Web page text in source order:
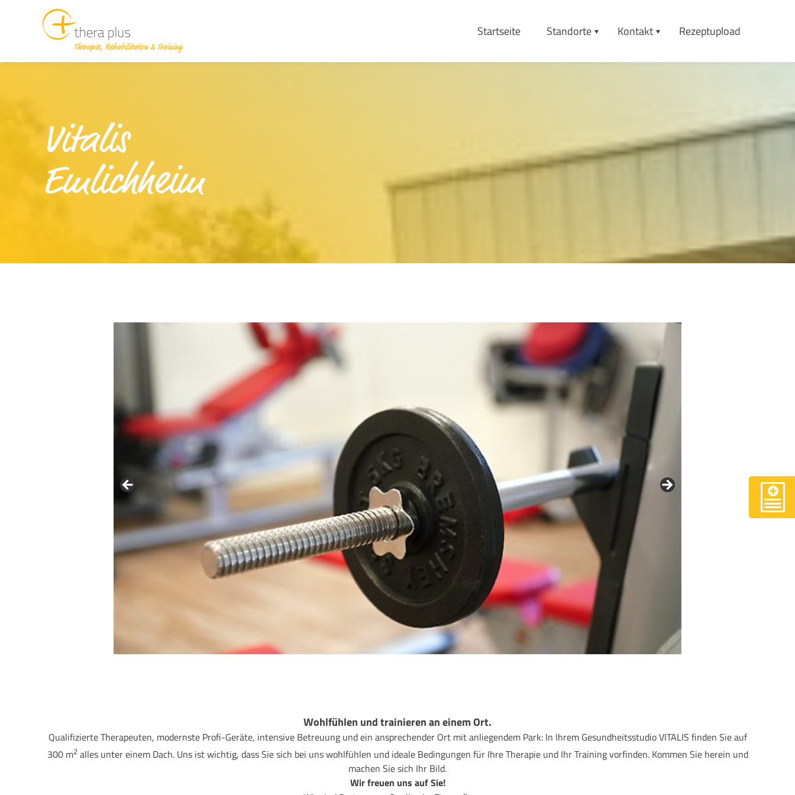
Startseite Standorte
Uelsen
Kontakt Rezeptupload
Vitalis
Emlichheim
Wohlfühlen und trainieren an einem Ort.
Qualifizierte Therapeuten, modernste Profi-Geräte, intensive Be­treuung und ein ansprechender Ort mit anliegendem Park: In Ihrem Gesundheitsstudio VITALIS finden Sie auf
300 m2alles unter einem Dach. Uns ist wichtig, dass Sie sich bei uns wohlfühlen und ideale Bedingungen für Ihre Therapie und Ihr Training vorfinden. Kommen Sie herein und
machen Sie sich Ihr Bild.
Wir freuen uns auf Sie!